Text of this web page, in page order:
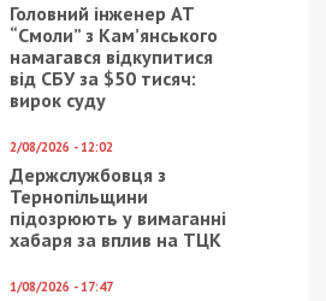
Головний інженер АТ
“Смоли” з Кам’янського
намагався відкупитися
від СБУ за $50 тисяч:
вирок суду
2/08/2026 - 12:02
Держслужбовця з
Тернопільщини
підозрюють у вимаганні
хабаря за вплив на ТЦК
1/08/2026 - 17:47